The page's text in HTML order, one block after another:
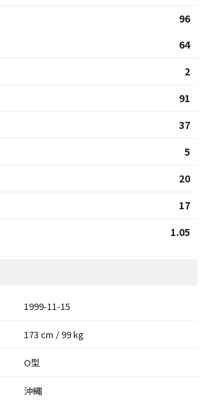
96
64
2
91
37
5
20
17
1.05
1999-11-15
173 cm / 99 kg
O型
沖縄